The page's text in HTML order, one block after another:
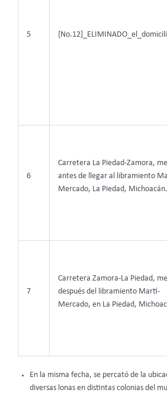
5
6
Carretera La Piedad-Zamora,
antes de llegar al libramiento
Mercado, La Piedad, Michoacán.
7
Carretera Zamora-La Piedad,
después del libramiento Martí-
Mercado, en La Piedad,
En la misma fecha, se percató de la
diversas lonas en distintas colonias del